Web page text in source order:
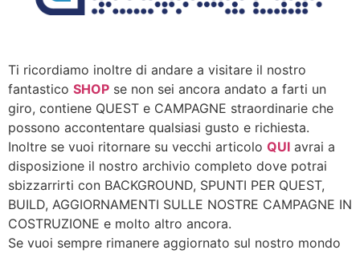
Ti ricordiamo inoltre di andare a visitare il nostro
fantastico SHOP se non sei ancora andato a farti un
giro, contiene QUEST e CAMPAGNE straordinarie che
possono accontentare qualsiasi gusto e richiesta.
Inoltre se vuoi ritornare su vecchi articolo QUI avrai a
disposizione il nostro archivio completo dove potrai
sbizzarrirti con BACKGROUND, SPUNTI PER QUEST,
BUILD, AGGIORNAMENTI SULLE NOSTRE CAMPAGNE IN
COSTRUZIONE e molto altro ancora.
Se vuoi sempre rimanere aggiornato sul nostro mondo